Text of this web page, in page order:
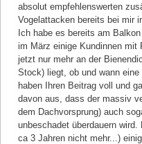
absolut empfehlenswerten
Vogelattacken bereits bei mir
Ich habe es bereits am
im März einige Kundinnen
jetzt nur mehr an der
Stock) liegt, ob und wann
haben Ihren Beitrag voll und
davon aus, dass der massiv
dem Dachvorsprung) auch
unbeschadet überdauern
ca 3 Jahren nicht mehr...)